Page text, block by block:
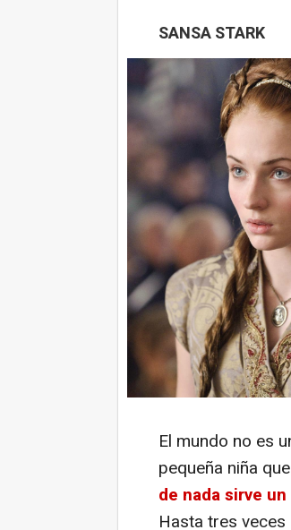
SANSA STARK
El mundo no es
pequeña niña que
de nada sirve
Hasta tres